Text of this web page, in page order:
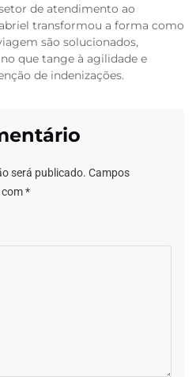
de atendimento ao
transformou a forma como
são solucionados,
que tange à agilidade e
de indenizações.
será publicado. Campos
*